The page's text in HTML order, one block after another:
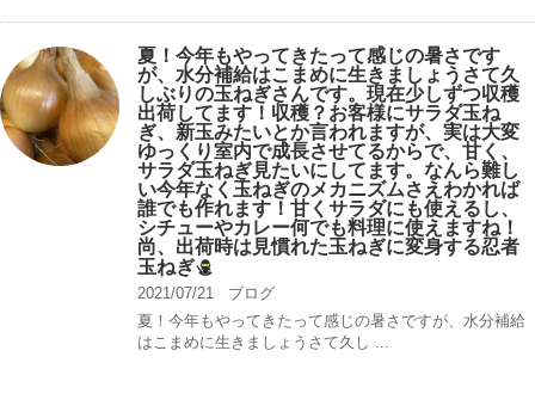
夏！今年もやってきたって感じの暑さです
が、水分補給はこまめに生きましょうさて久
しぶりの玉ねぎさんです。現在少しずつ収穫
出荷してます！収穫？お客様にサラダ玉ね
ぎ、新玉みたいとか言われますが、実は大変
ゆっくり室内で成長させてるからで、甘く、
サラダ玉ねぎ見たいにしてます。なんら難し
い今年なく玉ねぎのメカニズムさえわかれば
誰でも作れます！甘くサラダにも使えるし、
シチューやカレー何でも料理に使えますね！
尚、出荷時は見慣れた玉ねぎに変身する忍者
玉ねぎ
2021/07/21
ブログ
夏！今年もやってきたって感じの暑さですが、水分補給
はこまめに生きましょうさて久し ...